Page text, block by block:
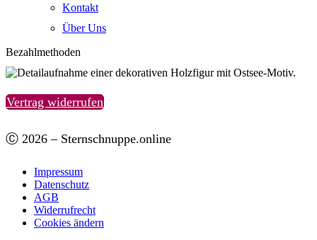
Kontakt
Über Uns
Bezahlmethoden
Vertrag widerrufen
Ⓒ 2026 – Sternschnuppe.online
Impressum
Datenschutz
AGB
Widerrufrecht
Cookies ändern